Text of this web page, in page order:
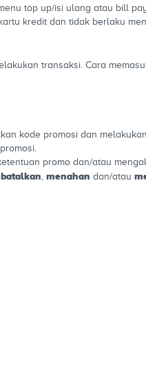
top up/isi ulang atau bill
kredit dan tidak berlaku
transaksi. Cara
kode promosi dan
promo dan/atau
, menahan dan/atau